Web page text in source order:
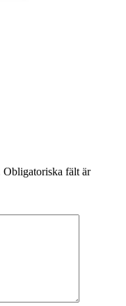
Obligatoriska fält är